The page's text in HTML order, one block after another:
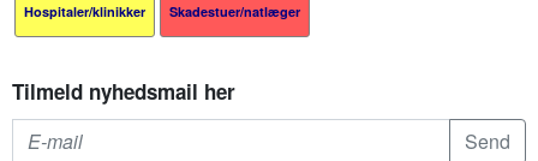
Hospitaler/klinikker Skadestuer/natlæger
Tilmeld nyhedsmail her